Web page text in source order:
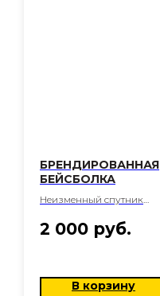
БРЕНДИРОВАННАЯ
БЕЙСБОЛКА
Неизменный спутник
2 000 руб.
В корзину